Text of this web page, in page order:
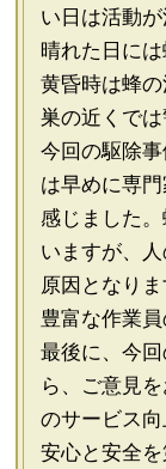
い日は活動
晴れた日に
黄昏時は蜂の
巣の近くでは
今回の駆除
は早めに専
感じました
いますが、
原因となり
豊富な作業員
最後に、今
ら、ご意見
のサービス
安心と安全